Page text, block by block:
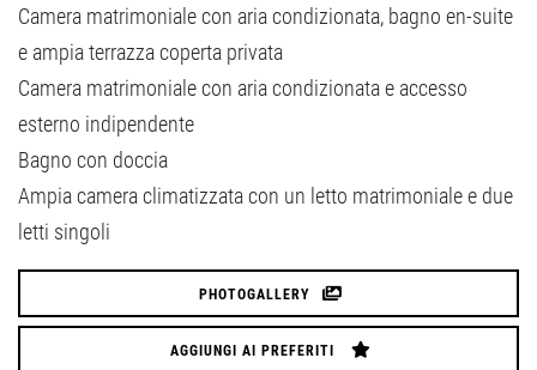
Camera matrimoniale con aria condizionata, bagno en-suite
e ampia terrazza coperta privata
Camera matrimoniale con aria condizionata e accesso
esterno indipendente
Bagno con doccia
Ampia camera climatizzata con un letto matrimoniale e due
letti singoli
PHOTOGALLERY
AGGIUNGI AI PREFERITI